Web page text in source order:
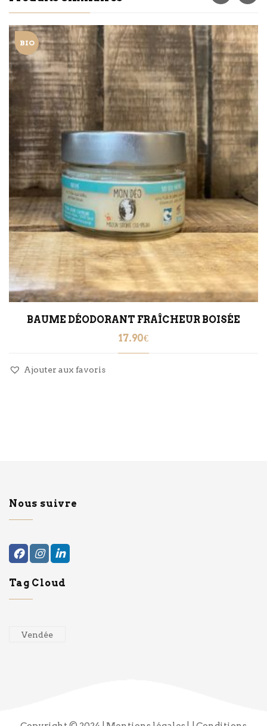
BIO
BAUME DÉODORANT FRAÎCHEUR BOISÉE
17.90€
Ajouter aux favoris
Nous suivre
Tag Cloud
Vendée